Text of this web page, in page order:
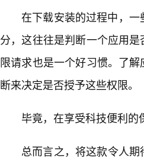
在下载安装的过程中，
分，这往往是判断一个应用
限请求也是一个好习惯。了
断来决定是否授予这些权限。
毕竟，在享受科技便利的
总而言之，将这款令人